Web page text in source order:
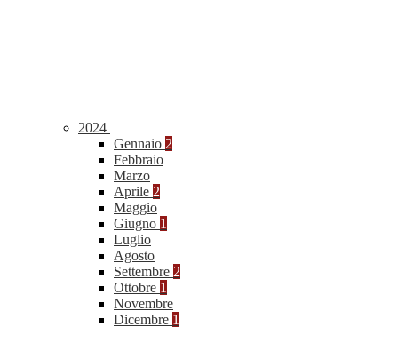
2024
Gennaio 2
Febbraio
Marzo
Aprile 2
Maggio
Giugno 1
Luglio
Agosto
Settembre 2
Ottobre 1
Novembre
Dicembre 1